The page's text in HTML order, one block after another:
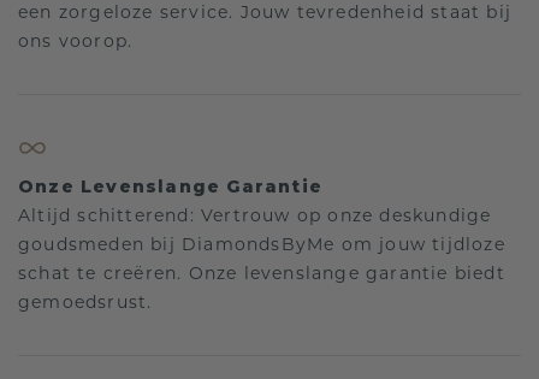
een zorgeloze service. Jouw tevredenheid staat bij
ons voorop.
Onze Levenslange Garantie
Altijd schitterend: Vertrouw op onze deskundige
goudsmeden bij DiamondsByMe om jouw tijdloze
schat te creëren. Onze levenslange garantie biedt
gemoedsrust.